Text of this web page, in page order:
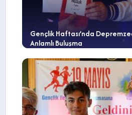
Gençlik Haftası’nda
Anlamlı Buluşma